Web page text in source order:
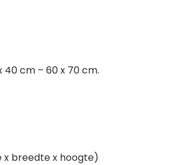
cm – 60 x 70 cm.
x breedte x hoogte)